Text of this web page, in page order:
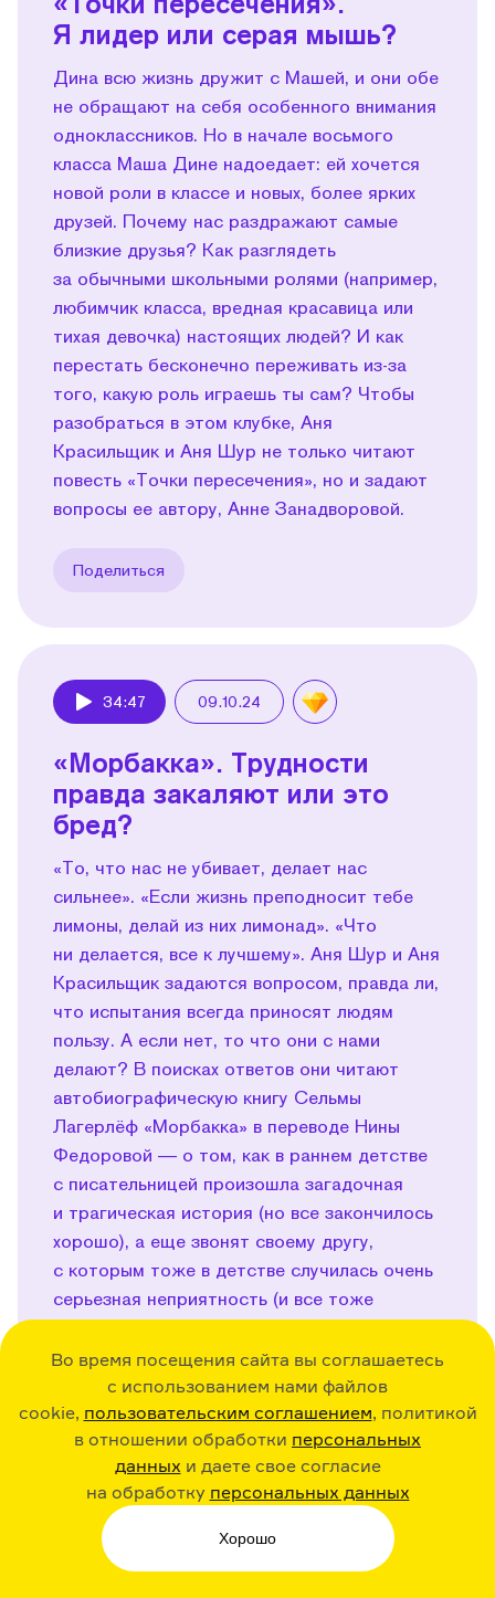
Во время посещения сайта вы соглашаетесь
с использованием нами файлов
cookie, пользовательским соглашением, политикой
в отношении обработки персональных
данных и даете свое согласие
на обработку персональных данных
Хорошо
Я лидер или серая мышь?
Дина всю жизнь дружит с Машей, и они обе
не обращают на себя особенного внимания
одноклассников. Но в начале восьмого
класса Маша Дине надоедает: ей хочется
новой роли в классе и новых, более ярких
друзей. Почему нас раздражают самые
близкие друзья? Как разглядеть
за обычными школьными ролями (например,
любимчик класса, вредная красавица или
тихая девочка) настоящих людей? И как
перестать бесконечно переживать из-за
того, какую роль играешь ты сам? Чтобы
разобраться в этом клубке, Аня
Красильщик и Аня Шур не только читают
повесть «Точки пересечения», но и задают
вопросы ее автору, Анне Занадворовой.
Поделиться
34:47 09.10.24
«Морбакка». Трудности
правда закаляют или это
бред?
«То, что нас не убивает, делает нас
сильнее». «Если жизнь преподносит тебе
лимоны, делай из них лимонад». «Что
ни делается, все к лучшему». Аня Шур и Аня
Красильщик задаются вопросом, правда ли,
что испытания всегда приносят людям
пользу. А если нет, то что они с нами
делают? В поисках ответов они читают
автобиографическую книгу Сельмы
Лагерлёф «Морбакка» в переводе Нины
Федоровой — о том, как в раннем детстве
с писательницей произошла загадочная
и трагическая история (но все закончилось
хорошо), а еще звонят своему другу,
с которым тоже в детстве случилась очень
серьезная неприятность (и все тоже
хорошо закончилось).
Поделиться
Play
28:19
«Вратарь и море». Лучшие